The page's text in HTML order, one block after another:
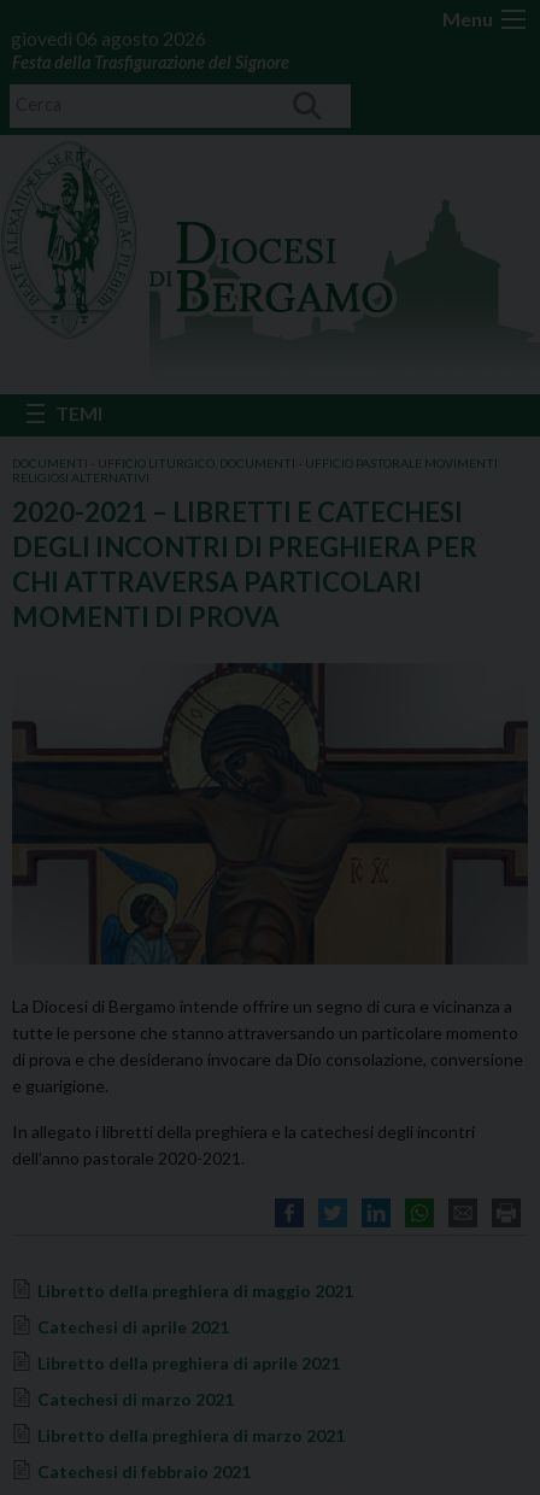
Menu
giovedì 06 agosto 2026
Festa della Trasfigurazione del Signore
DOCUMENTI - UFFICIO LITURGICO DOCUMENTI - UFFICIO PASTORALE MOVIMENTI
RELIGIOSI ALTERNATIVI
2020-2021 – LIBRETTI E CATECHESI
DEGLI INCONTRI DI PREGHIERA PER
CHI ATTRAVERSA PARTICOLARI
MOMENTI DI PROVA
La Diocesi di Bergamo intende offrire un segno di cura e vicinanza a
tutte le persone che stanno attraversando un particolare momento
di prova e che desiderano invocare da Dio consolazione, conversione
e guarigione.
In allegato i libretti della preghiera e la catechesi degli incontri
dell’anno pastorale 2020-2021.
Libretto della preghiera di maggio 2021
Catechesi di aprile 2021
Libretto della preghiera di aprile 2021
Catechesi di marzo 2021
Libretto della preghiera di marzo 2021
Catechesi di febbraio 2021